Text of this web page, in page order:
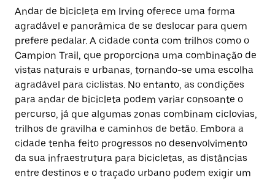
Andar de bicicleta em Irving oferece uma forma
agradável e panorâmica de se deslocar para quem
prefere pedalar. A cidade conta com trilhos como o
Campion Trail, que proporciona uma combinação de
vistas naturais e urbanas, tornando-se uma escolha
agradável para ciclistas. No entanto, as condições
para andar de bicicleta podem variar consoante o
percurso, já que algumas zonas combinam ciclovias,
trilhos de gravilha e caminhos de betão. Embora a
cidade tenha feito progressos no desenvolvimento
da sua infraestrutura para bicicletas, as distâncias
entre destinos e o traçado urbano podem exigir um